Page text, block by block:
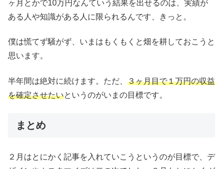
ヶ月とかで10万円なんていう結果を出せるのは、実績が
ある人や知識がある人に限られるんです、きっと。
僕は慌てず騒がず、いまはもくもくと畑を耕しておこうと
思います。
半年間は絶対に続けます。ただ、 ３ヶ月目で１万円の収益
を確定させたいというのがいまの目標です。
まとめ
２月はとにかく記事を入れていこうというのが目標で、デ